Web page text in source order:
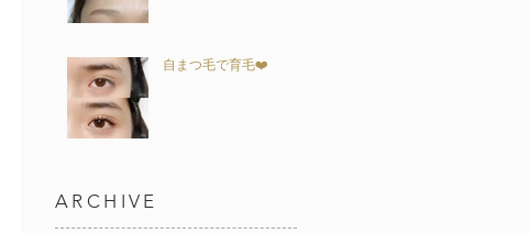
自まつ毛で育毛❤️
ARCHIVE